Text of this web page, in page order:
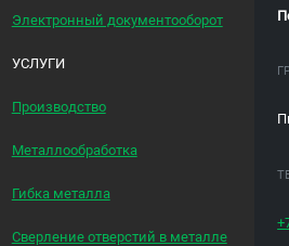
Электронный документооборот
УСЛУГИ
Производство
Металлообработка
Гибка металла
Сверление отверстий в металле